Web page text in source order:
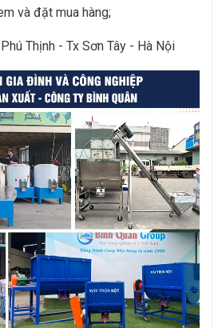
và đặt mua hàng;
Thịnh - Tx Sơn Tây - Hà Nội